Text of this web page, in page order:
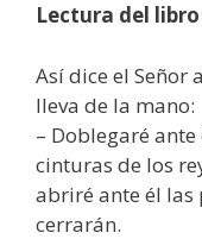
Lectura del
Así dice el Señor
lleva de la mano:
– Doblegaré
cinturas de los
abriré ante él las
cerrarán.